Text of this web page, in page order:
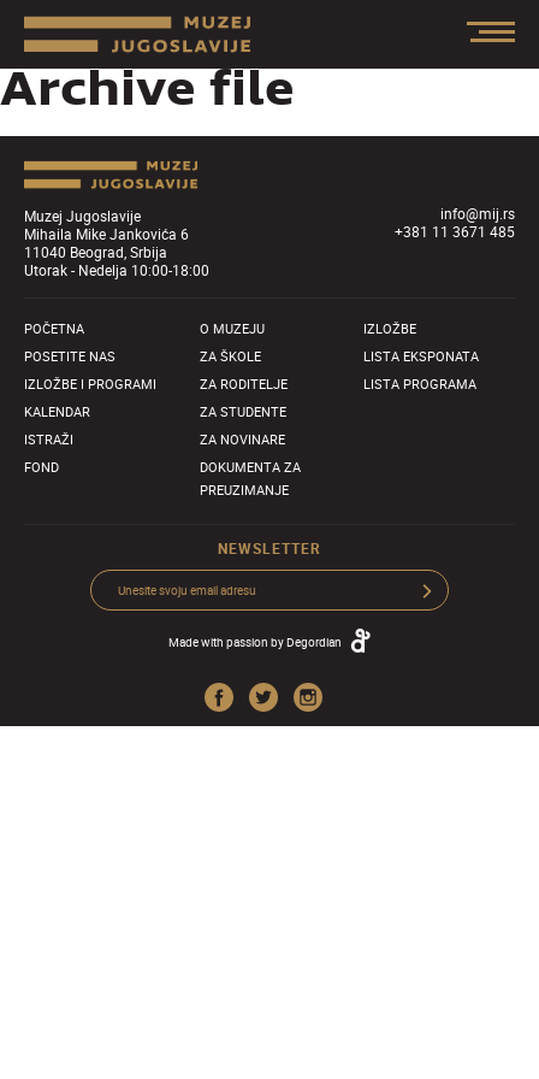
Archive file
Muzej Jugoslavije
Mihaila Mike Jankovića 6
11040 Beograd, Srbija
Utorak - Nedelja 10:00-18:00
info@mij.rs
+381 11 3671 485
POČETNA
POSETITE NAS
IZLOŽBE I PROGRAMI
KALENDAR
ISTRAŽI
FOND
O MUZEJU
ZA ŠKOLE
ZA RODITELJE
ZA STUDENTE
ZA NOVINARE
DOKUMENTA ZA
PREUZIMANJE
IZLOŽBE
LISTA EKSPONATA
LISTA PROGRAMA
NEWSLETTER
Made with passion byDegordian